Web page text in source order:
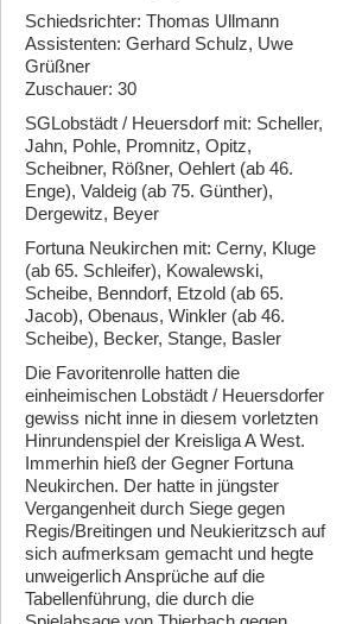
Schiedsrichter: Thomas Ullmann
Assistenten: Gerhard Schulz, Uwe
Grüßner
Zuschauer: 30
SGLobstädt / Heuersdorf mit: Scheller,
Jahn, Pohle, Promnitz, Opitz,
Scheibner, Rößner, Oehlert (ab 46.
Enge), Valdeig (ab 75. Günther),
Dergewitz, Beyer
Fortuna Neukirchen mit: Cerny, Kluge
(ab 65. Schleifer), Kowalewski,
Scheibe, Benndorf, Etzold (ab 65.
Jacob), Obenaus, Winkler (ab 46.
Scheibe), Becker, Stange, Basler
Die Favoritenrolle hatten die
einheimischen Lobstädt / Heuersdorfer
gewiss nicht inne in diesem vorletzten
Hinrundenspiel der Kreisliga A West.
Immerhin hieß der Gegner Fortuna
Neukirchen. Der hatte in jüngster
Vergangenheit durch Siege gegen
Regis/Breitingen und Neukieritzsch auf
sich aufmerksam gemacht und hegte
unweigerlich Ansprüche auf die
Tabellenführung, die durch die